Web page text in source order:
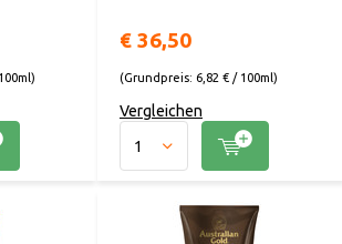
€ 36,50
(Grundpreis: 6,82 € / 100ml)
Vergleichen